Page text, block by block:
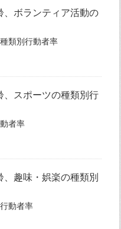
ボランティア活動の
類別行動者率
スポーツの種類別行
者率
趣味・娯楽の種類別
動者率